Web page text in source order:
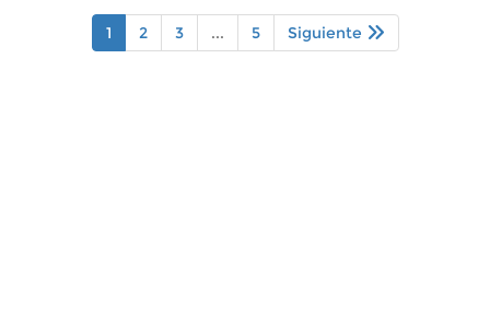
1 2 3 ... 5 Siguiente